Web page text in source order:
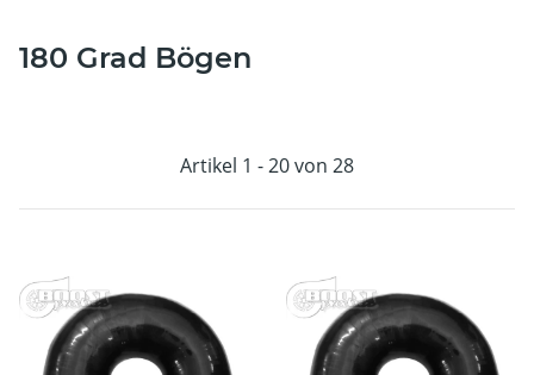
180 Grad Bögen
Artikel 1 - 20 von 28